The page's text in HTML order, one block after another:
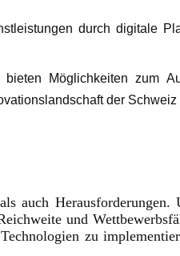
durch digitale
Möglichkeiten zum
der
auch
und
zu